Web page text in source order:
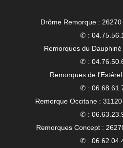
Drôme Remorque :
✆ :
Remorques du
✆ :
Remorques de
✆ :
Remorque Occitane :
✆ :
Remorques Concept :
✆ :